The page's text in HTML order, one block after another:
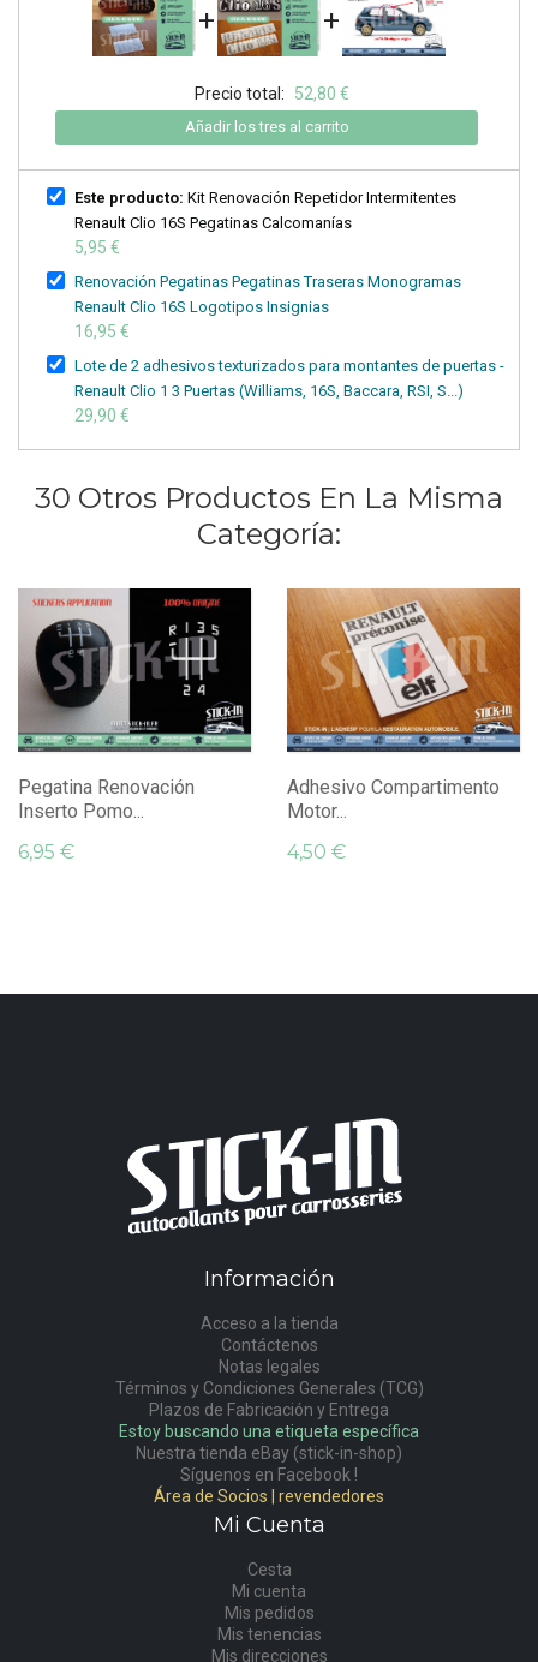
+ +
Precio total: 52,80 €
Añadir los tres al carrito
Este producto: Kit Renovación Repetidor Intermitentes
Renault Clio 16S Pegatinas Calcomanías
5,95 €
Renovación Pegatinas Pegatinas Traseras Monogramas
Renault Clio 16S Logotipos Insignias
16,95 €
Lote de 2 adhesivos texturizados para montantes de puertas -
Renault Clio 1 3 Puertas (Williams, 16S, Baccara, RSI, S...)
29,90 €
30 Otros Productos En La Misma
Categoría:
Pegatina Renovación
Inserto Pomo...
6,95 €
Adhesivo Compartimento
Motor...
4,50 €
Información
Acceso a la tienda
Contáctenos
Notas legales
Términos y Condiciones Generales (TCG)
Plazos de Fabricación y Entrega
Estoy buscando una etiqueta específica
Nuestra tienda eBay (stick-in-shop)
Síguenos en Facebook !
Área de Socios | revendedores
Mi Cuenta
Cesta
Mi cuenta
Mis pedidos
Mis tenencias
Mis direcciones